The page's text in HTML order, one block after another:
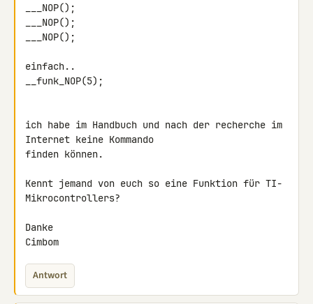
___NOP();
___NOP();
___NOP();
einfach..
__funk_NOP(5);
ich habe im Handbuch und nach der recherche im
Internet keine Kommando
finden können.
Kennt jemand von euch so eine Funktion für TI-
Mikrocontrollers?
Danke
Cimbom
Antwort